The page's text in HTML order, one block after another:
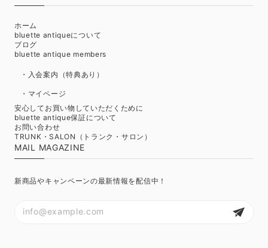
ホーム
bluette antiqueについて
ブログ
bluette antique members
・入会案内（特典あり）
・マイページ
安心してお買い物していただくために
bluette antique保証について
お問い合わせ
TRUNK・SALON（トランク・サロン）
MAIL MAGAZINE
新商品やキャンペーンの最新情報を配信中！